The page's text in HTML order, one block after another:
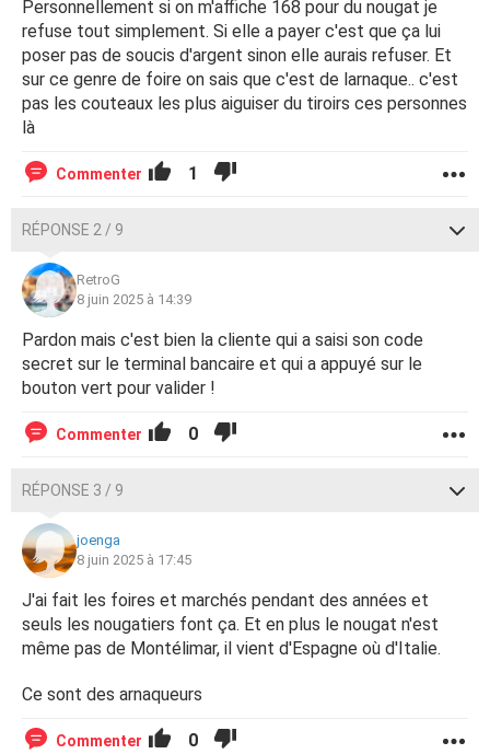
Personnellement si on m'affiche 168 pour du nougat je
refuse tout simplement. Si elle a payer c'est que ça lui
poser pas de soucis d'argent sinon elle aurais refuser. Et
sur ce genre de foire on sais que c'est de larnaque.. c'est
pas les couteaux les plus aiguiser du tiroirs ces personnes
là
Commenter 1
RÉPONSE 2 / 9
RetroG
8 juin 2025 à 14:39
Pardon mais c'est bien la cliente qui a saisi son code
secret sur le terminal bancaire et qui a appuyé sur le
bouton vert pour valider !
Commenter 0
RÉPONSE 3 / 9
joenga
8 juin 2025 à 17:45
J'ai fait les foires et marchés pendant des années et
seuls les nougatiers font ça. Et en plus le nougat n'est
même pas de Montélimar, il vient d'Espagne où d'Italie.
Ce sont des arnaqueurs
Commenter 0